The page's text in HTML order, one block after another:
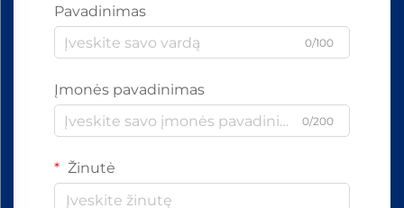
Pavadinimas
0/100
Įmonės pavadinimas
0/200
Žinutė